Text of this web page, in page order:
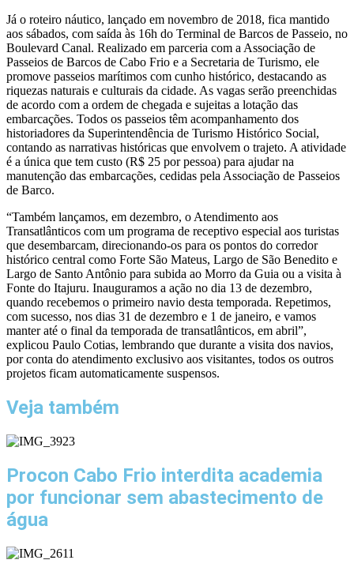
Já o roteiro náutico, lançado em novembro de 2018, fica mantido
aos sábados, com saída às 16h do Terminal de Barcos de Passeio, no
Boulevard Canal. Realizado em parceria com a Associação de
Passeios de Barcos de Cabo Frio e a Secretaria de Turismo, ele
promove passeios marítimos com cunho histórico, destacando as
riquezas naturais e culturais da cidade. As vagas serão preenchidas
de acordo com a ordem de chegada e sujeitas a lotação das
embarcações. Todos os passeios têm acompanhamento dos
historiadores da Superintendência de Turismo Histórico Social,
contando as narrativas históricas que envolvem o trajeto. A atividade
é a única que tem custo (R$ 25 por pessoa) para ajudar na
manutenção das embarcações, cedidas pela Associação de Passeios
de Barco.
“Também lançamos, em dezembro, o Atendimento aos
Transatlânticos com um programa de receptivo especial aos turistas
que desembarcam, direcionando-os para os pontos do corredor
histórico central como Forte São Mateus, Largo de São Benedito e
Largo de Santo Antônio para subida ao Morro da Guia ou a visita à
Fonte do Itajuru. Inauguramos a ação no dia 13 de dezembro,
quando recebemos o primeiro navio desta temporada. Repetimos,
com sucesso, nos dias 31 de dezembro e 1 de janeiro, e vamos
manter até o final da temporada de transatlânticos, em abril”,
explicou Paulo Cotias, lembrando que durante a visita dos navios,
por conta do atendimento exclusivo aos visitantes, todos os outros
projetos ficam automaticamente suspensos.
Veja também
Procon Cabo Frio interdita academia
por funcionar sem abastecimento de
água